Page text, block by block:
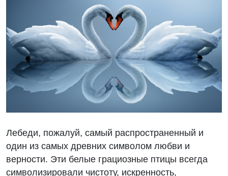
Лебеди, пожалуй, самый распространенный и
один из самых древних символом любви и
верности. Эти белые грациозные птицы всегда
символизировали чистоту, искренность,